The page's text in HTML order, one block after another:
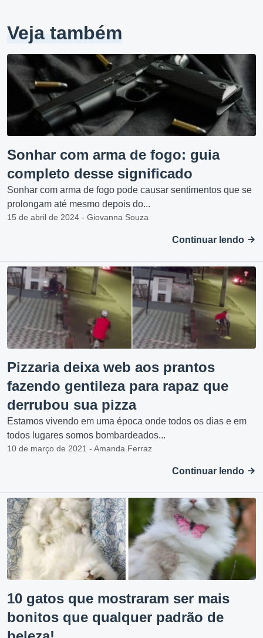
Veja também
Sonhar com arma de fogo: guia
completo desse significado
Sonhar com arma de fogo pode causar sentimentos que se
prolongam até mesmo depois do...
15 de abril de 2024 - Giovanna Souza
Continuar lendo
Pizzaria deixa web aos prantos
fazendo gentileza para rapaz que
derrubou sua pizza
Estamos vivendo em uma época onde todos os dias e em
todos lugares somos bombardeados...
10 de março de 2021 - Amanda Ferraz
Continuar lendo
10 gatos que mostraram ser mais
bonitos que qualquer padrão de